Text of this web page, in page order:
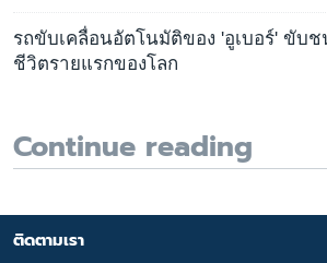
รถขับเคลื่อนอัตโนมัติของ 'อูเบอร์' ขับ
ชีวิตรายแรกของโลก
Continue reading
ติดตามเรา